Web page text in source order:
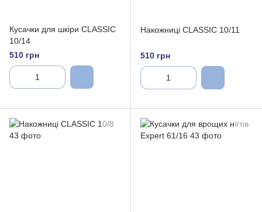
Кусачки для шкіри CLASSIC
10/14
510 грн
Накожниці CLASSIC 10/11
510 грн